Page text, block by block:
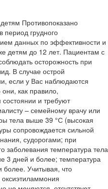
Противопоказано
грудного
данных по эффективности и
детям до 12 лет. Пациентам с
осторожность при
В случае острой
если у Вас наблюдаются
как правило,
и требуют
– семейному врачу или
тела выше 39 °С (высокая
сопровождается сильной
судорогами; при
заболевания температура тела
3 дней и более; температура
Учитывая, что